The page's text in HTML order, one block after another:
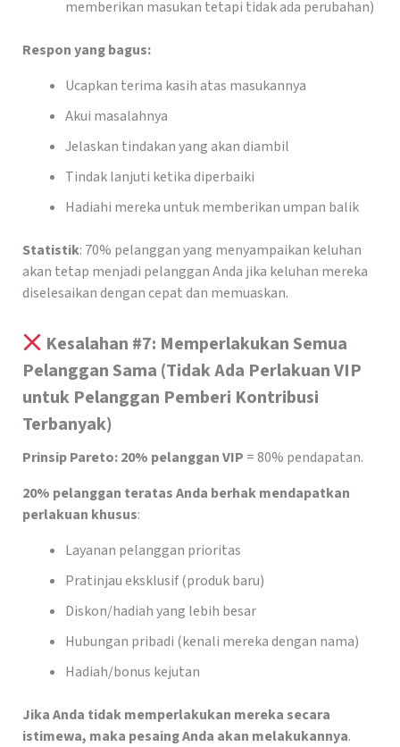
memberikan masukan tetapi tidak ada perubahan)
Respon yang bagus:
Ucapkan terima kasih atas masukannya
Akui masalahnya
Jelaskan tindakan yang akan diambil
Tindak lanjuti ketika diperbaiki
Hadiahi mereka untuk memberikan umpan balik
Statistik: 70% pelanggan yang menyampaikan keluhan
akan tetap menjadi pelanggan Anda jika keluhan mereka
diselesaikan dengan cepat dan memuaskan.
Kesalahan #7: Memperlakukan Semua
Pelanggan Sama (Tidak Ada Perlakuan VIP
untuk Pelanggan Pemberi Kontribusi
Terbanyak)
Prinsip Pareto: 20% pelanggan VIP = 80% pendapatan.
20% pelanggan teratas Anda berhak mendapatkan
perlakuan khusus:
Layanan pelanggan prioritas
Pratinjau eksklusif (produk baru)
Diskon/hadiah yang lebih besar
Hubungan pribadi (kenali mereka dengan nama)
Hadiah/bonus kejutan
Jika Anda tidak memperlakukan mereka secara
istimewa, maka pesaing Anda akan melakukannya.